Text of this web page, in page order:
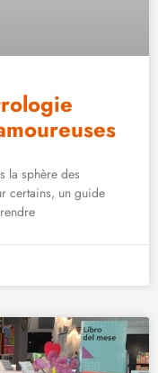
la sphère des
certains, un guide